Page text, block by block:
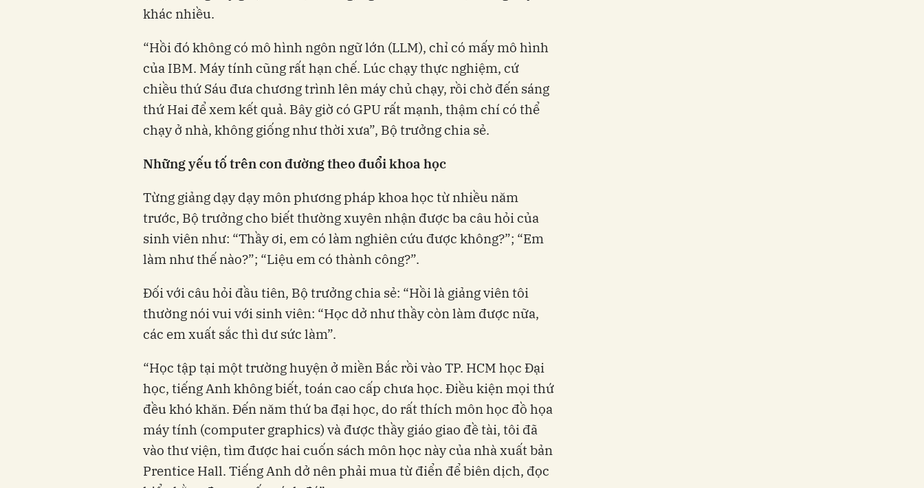
khác nhiều.
“Hồi đó không có mô hình ngôn ngữ lớn (LLM), chỉ có mấy mô hình
của IBM. Máy tính cũng rất hạn chế. Lúc chạy thực nghiệm, cứ
chiều thứ Sáu đưa chương trình lên máy chủ chạy, rồi chờ đến sáng
thứ Hai để xem kết quả. Bây giờ có GPU rất mạnh, thậm chí có thể
chạy ở nhà, không giống như thời xưa”, Bộ trưởng chia sẻ.
Những yếu tố trên con đường theo đuổi khoa học
Từng giảng dạy dạy môn phương pháp khoa học từ nhiều năm
trước, Bộ trưởng cho biết thường xuyên nhận được ba câu hỏi của
sinh viên như: “Thầy ơi, em có làm nghiên cứu được không?”; “Em
làm như thế nào?”; “Liệu em có thành công?”.
Đối với câu hỏi đầu tiên, Bộ trưởng chia sẻ: “Hồi là giảng viên tôi
thường nói vui với sinh viên: “Học dở như thầy còn làm được nữa,
các em xuất sắc thì dư sức làm”.
“Học tập tại một trường huyện ở miền Bắc rồi vào TP. HCM học Đại
học, tiếng Anh không biết, toán cao cấp chưa học. Điều kiện mọi thứ
đều khó khăn. Đến năm thứ ba đại học, do rất thích môn học đồ họa
máy tính (computer graphics) và được thầy giáo giao đề tài, tôi đã
vào thư viện, tìm được hai cuốn sách môn học này của nhà xuất bản
Prentice Hall. Tiếng Anh dở nên phải mua từ điển để biên dịch, đọc